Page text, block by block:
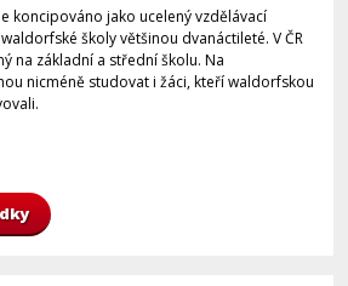
koncipováno jako ucelený vzdělávací
školy většinou dvanáctileté. V ČR
na základní a střední školu. Na
nicméně studovat i žáci, kteří waldorfskou